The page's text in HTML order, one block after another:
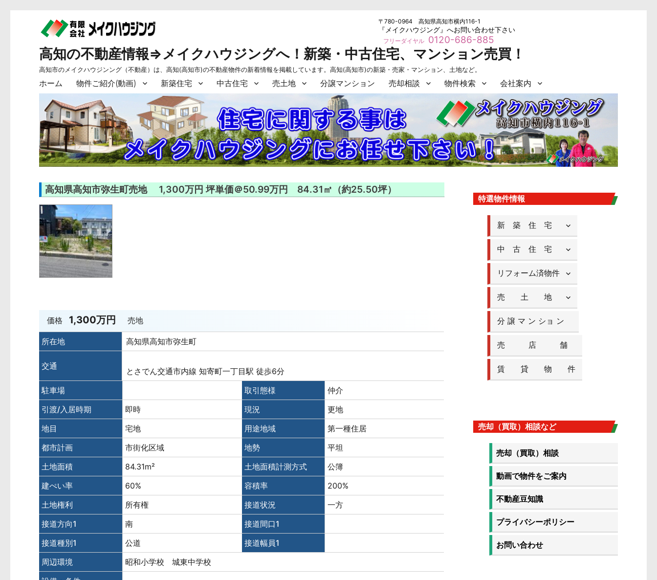
〒780-0964 高知県高知市横内116-1
『メイクハウジング』へお問い合わせ下さい
フリーダイヤル 0120-686-885
高知の不動産情報⇒メイクハウジングへ！新築・中古住宅、マンション売買！
高知市のメイクハウジンング（不動産）は、高知(高知市)の不動産物件の新着情報を掲載しています。高知(高知市)の新築・売家・マンション、土地など。
ホーム 物件ご紹介(動画) 新築住宅 中古住宅 売土地 分譲マンション 売却相談 物件検索 会社案内
高知県高知市弥生町売地 1,300万円 坪単価＠50.99万円 84.31㎡（約25.50坪）
価格 1,300万円 売地
所在地 高知県高知市弥生町
交通
とさでん交通市内線 知寄町一丁目駅 徒歩6分
駐車場
取引態様
仲介
引渡/入居時期
即時 現況
更地
地目
宅地 用途地域
第一種住居
都市計画
市街化区域 地勢
平坦
土地面積
84.31m² 土地面積計測方式
公簿
建ぺい率
60% 容積率
200%
土地権利
所有権 接道状況
一方
接道方向1
南
接道間口1
接道種別1
公道
接道幅員1
周辺環境
昭和小学校 城東中学校
特選物件情報
新 築 住 宅
中 古 住 宅
リフォーム済物件
売 土 地
分 譲 マ ン ショ ン
売 店 舗
賃 貸 物 件
売却（買取）相談など
売却（買取）相談
動画で物件をご案内
不動産豆知識
プライバシーポリシー
お問い合わせ